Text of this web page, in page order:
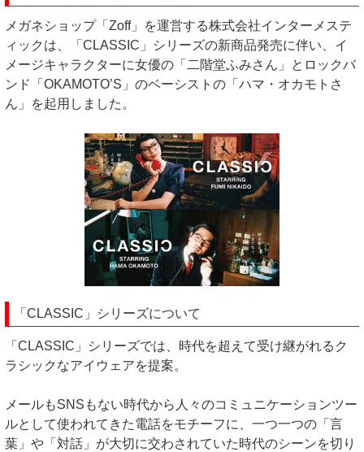
メガネショップ「Zoff」を運営する株式会社インターメステ
ィックは、「CLASSIC」シリーズの新商品発売に伴い、イ
メージキャラクターに女優の「二階堂ふみさん」とロックバ
ンド「OKAMOTO’S」のベーシストの「ハマ・オカモトさ
ん」を起用しました。
「CLASSIC」シリーズについて
「CLASSIC」シリーズでは、時代を超えて受け継がれるク
ラシックなアイウェアを提案。
メールもSNSもない時代から人々のコミュニケーションツー
ルとして使われてきた電話をモチーフに、一つ一つの「言
葉」や「対話」が大切に交わされていた時代のシーンを切り